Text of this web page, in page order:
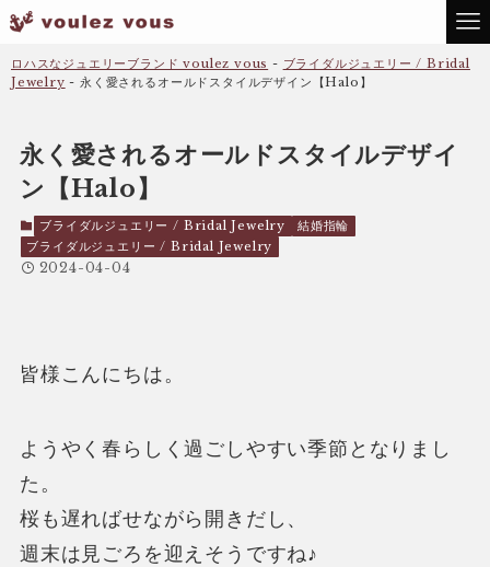
ロハスなジュエリーブランド voulez vous - ブライダルジュエリー / Bridal
Jewelry -永く愛されるオールドスタイルデザイン【Halo】
永く愛されるオールドスタイルデザイ
ン【Halo】
ブライダルジュエリー / Bridal Jewelry
結婚指輪
ブライダルジュエリー / Bridal Jewelry
2024-04-04
皆様こんにちは。
ようやく春らしく過ごしやすい季節となりまし
た。
桜も遅ればせながら開きだし、
週末は見ごろを迎えそうですね♪